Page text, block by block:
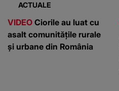
ACTUALE
VIDEO Ciorile au luat cu
asalt comunitățile rurale
și urbane din România